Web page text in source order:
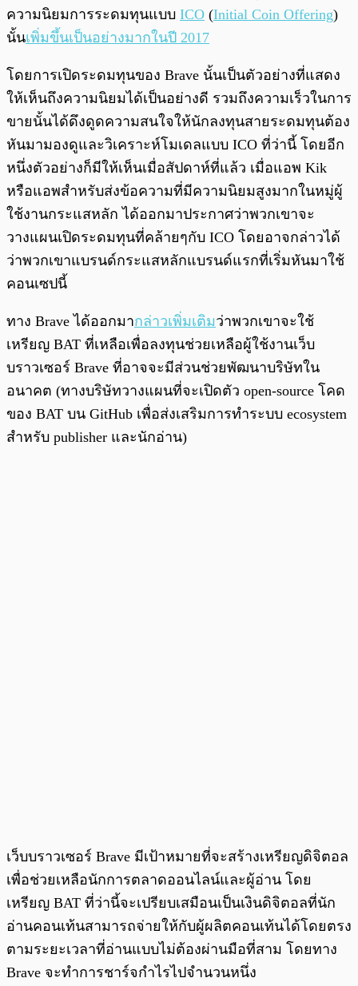
ความนิยมการระดมทุนแบบ ICO (Initial Coin Offering)
นั้นเพิ่มขึ้นเป็นอย่างมากในปี 2017
โดยการเปิดระดมทุนของ Brave นั้นเป็นตัวอย่างที่แสดง
ให้เห็นถึงความนิยมได้เป็นอย่างดี รวมถึงความเร็วในการ
ขายนั้นได้ดึงดูดความสนใจให้นักลงทุนสายระดมทุนต้อง
หันมามองดูและวิเคราะห์โมเดลแบบ ICO ที่ว่านี้ โดยอีก
หนึ่งตัวอย่างก็มีให้เห็นเมื่อสัปดาห์ที่แล้ว เมื่อแอพ Kik
หรือแอพสำหรับส่งข้อความที่มีความนิยมสูงมากในหมู่ผู้
ใช้งานกระแสหลัก ได้ออกมาประกาศว่าพวกเขาจะ
วางแผนเปิดระดมทุนที่คล้ายๆกับ ICO โดยอาจกล่าวได้
ว่าพวกเขาแบรนด์กระแสหลักแบรนด์แรกที่เริ่มหันมาใช้
คอนเซปนี้
ทาง Brave ได้ออกมากล่าวเพิ่มเติมว่าพวกเขาจะใช้
เหรียญ BAT ที่เหลือเพื่อลงทุนช่วยเหลือผู้ใช้งานเว็บ
บราวเซอร์ Brave ที่อาจจะมีส่วนช่วยพัฒนาบริษัทใน
อนาคต (ทางบริษัทวางแผนที่จะเปิดตัว open-source โคด
ของ BAT บน GitHub เพื่อส่งเสริมการทำระบบ ecosystem
สำหรับ publisher และนักอ่าน)
เว็บบราวเซอร์ Brave มีเป้าหมายที่จะสร้างเหรียญดิจิตอล
เพื่อช่วยเหลือนักการตลาดออนไลน์และผู้อ่าน โดย
เหรียญ BAT ที่ว่านี้จะเปรียบเสมือนเป็นเงินดิจิตอลที่นัก
อ่านคอนเท้นสามารถจ่ายให้กับผู้ผลิตคอนเท้นได้โดยตรง
ตามระยะเวลาที่อ่านแบบไม่ต้องผ่านมือที่สาม โดยทาง
Brave จะทำการชาร์จกำไรไปจำนวนหนึ่ง